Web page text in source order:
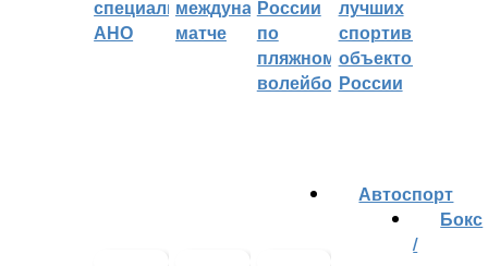
специальное
АНО
международном
матче
России
по
пляжному
волейболу
лучших
спортивных
объектов
России
Автоспорт
Бокс
/